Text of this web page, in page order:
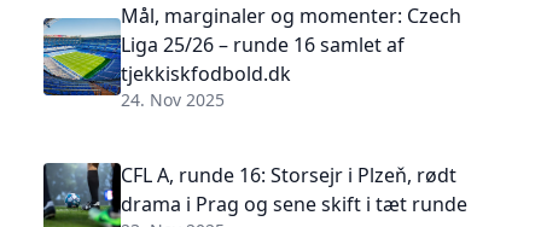
Mål, marginaler og momenter: Czech
Liga 25/26 – runde 16 samlet af
tjekkiskfodbold.dk
24. Nov 2025
CFL A, runde 16: Storsejr i Plzeň, rødt
drama i Prag og sene skift i tæt runde